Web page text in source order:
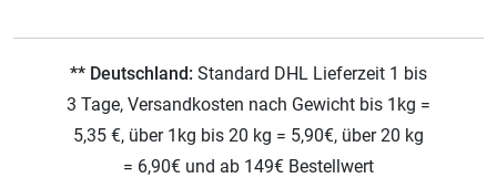
** Deutschland: Standard DHL Lieferzeit 1 bis
3 Tage, Versandkosten nach Gewicht bis 1kg =
5,35 €, über 1kg bis 20 kg = 5,90€, über 20 kg
= 6,90€ und ab 149€ Bestellwert